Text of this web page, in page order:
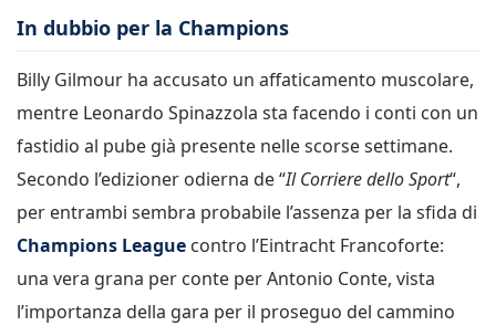
In dubbio per la Champions
Billy Gilmour ha accusato un affaticamento muscolare,
mentre Leonardo Spinazzola sta facendo i conti con un
fastidio al pube già presente nelle scorse settimane.
Secondo l’edizioner odierna de “Il Corriere dello Sport“,
per entrambi sembra probabile l’assenza per la sfida di
Champions League contro l’Eintracht Francoforte:
una vera grana per conte per Antonio Conte, vista
l’importanza della gara per il proseguo del cammino